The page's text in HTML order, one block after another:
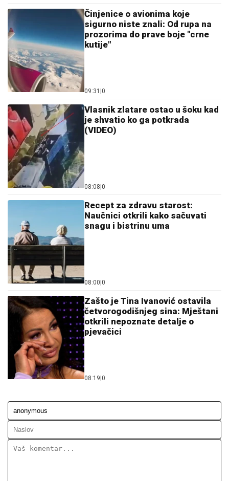
Činjenice o avionima koje
sigurno niste znali: Od rupa na
prozorima do prave boje "crne
kutije"
09:31 0
Vlasnik zlatare ostao u šoku kad
je shvatio ko ga potkrada
(VIDEO)
08:08 0
Recept za zdravu starost:
Naučnici otkrili kako sačuvati
snagu i bistrinu uma
08:00 0
Zašto je Tina Ivanović ostavila
četvorogodišnjeg sina: Mještani
otkrili nepoznate detalje o
pjevačici
08:19 0